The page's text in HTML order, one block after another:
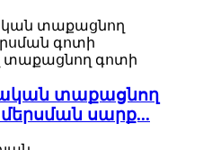
տաքացնող
սարք...